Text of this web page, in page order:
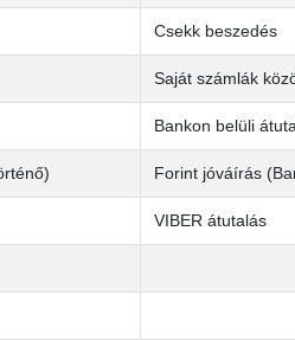
Csekk beszedés
Saját számlák
Bankon belüli
Forint jóváírás
VIBER átutalás